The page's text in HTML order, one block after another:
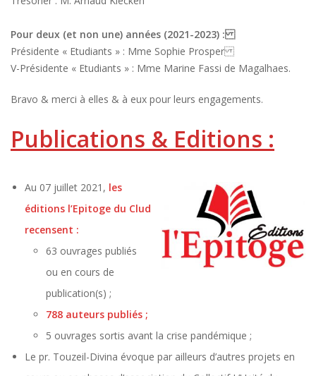
Pour deux (et non une) années (2021-2023) :
Présidente « Etudiants » : Mme Sophie Prosper
V-Présidente « Etudiants » : Mme Marine Fassi de Magalhaes.
Bravo & merci à elles & à eux pour leurs engagements.
Publications & Editions :
Au 07 juillet 2021, les
éditions l’Epitoge du Clud
recensent :
63 ouvrages publiés
ou en cours de
publication(s) ;
788 auteurs publiés ;
5 ouvrages sortis avant la crise pandémique ;
Le pr. Touzeil-Divina évoque par ailleurs d’autres projets en